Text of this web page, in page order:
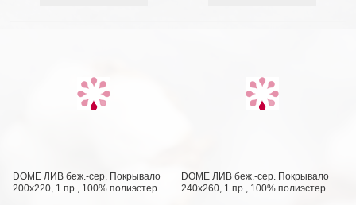
DOME ЛИВ беж.-сер. Покрывало
200х220, 1 пр., 100% полиэстер
DOME ЛИВ беж.-сер. Покрывало
240х260, 1 пр., 100% полиэстер